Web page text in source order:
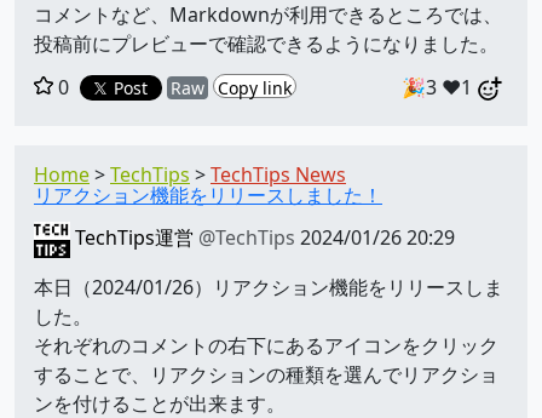
コメントなど、Markdownが利用できるところでは、
投稿前にプレビューで確認できるようになりました。
0
Post Raw Copy link 🎉3 ❤️1
Home TechTips TechTips News
リアクション機能をリリースしました！
TechTips運営 @TechTips 2024/01/26 20:29
本日（2024/01/26）リアクション機能をリリースしま
した。
それぞれのコメントの右下にあるアイコンをクリック
することで、リアクションの種類を選んでリアクショ
ンを付けることが出来ます。